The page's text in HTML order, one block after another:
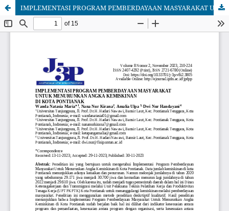
IMPLEMENTASI PROGRAM PEMBERDAYAAN MASYARAKAT UNTUK MENURUNKAN ANGKA KEMISKINAN DI KOTA PONTIANAK